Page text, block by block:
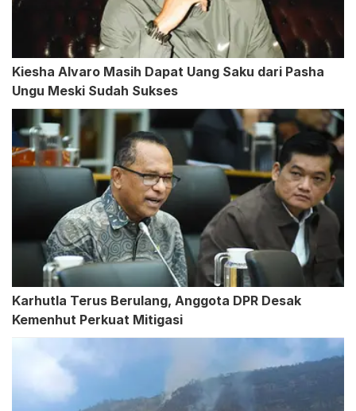
Kiesha Alvaro Masih Dapat Uang Saku dari Pasha
Ungu Meski Sudah Sukses
Karhutla Terus Berulang, Anggota DPR Desak
Kemenhut Perkuat Mitigasi